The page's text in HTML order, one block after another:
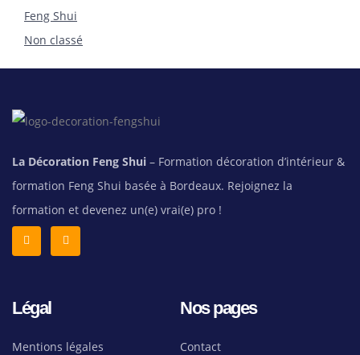
Feng Shui
Non classé
La Décoration Feng Shui – Formation décoration d’intérieur &
formation Feng Shui basée à Bordeaux. Rejoignez la
formation et devenez un(e) vrai(e) pro !
Légal
Mentions légales
Nos pages
Contact